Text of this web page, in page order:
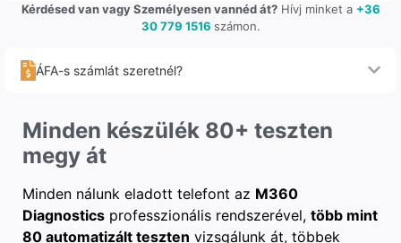
Kérdésed van vagy Személyesen vannéd át?Hívj minket a +36
30 779 1516 számon.
ÁFA-s számlát szeretnél?
Minden készülék 80+ teszten
megy át
Minden nálunk eladott telefont az M360
Diagnostics professzionális rendszerével, több mint
80 automatizált teszten vizsgálunk át, többek